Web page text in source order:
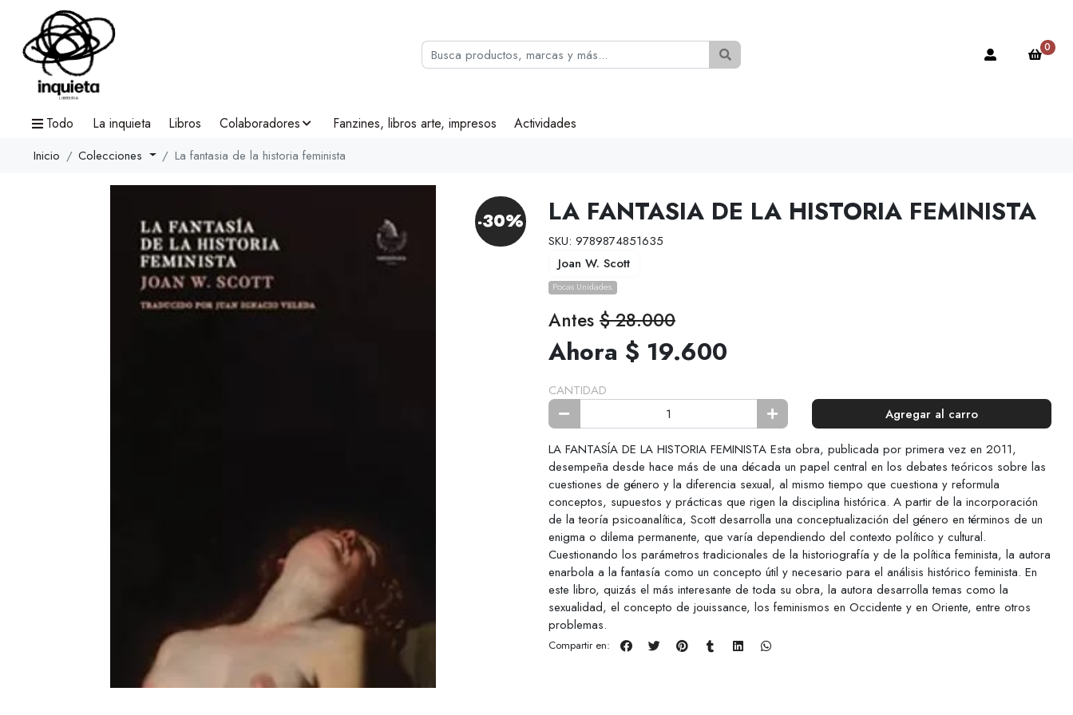
0
Todo La inquieta Libros Colaboradores Fanzines, libros arte, impresos Actividades
Inicio Colecciones La fantasia de la historia feminista
-30% LA FANTASIA DE LA HISTORIA FEMINISTA
SKU: 9789874851635
Joan W. Scott
Pocas Unidades.
Antes $ 28.000
Ahora $ 19.600
CANTIDAD
Agregar al carro
LA FANTASÍA DE LA HISTORIA FEMINISTA Esta obra, publicada por primera vez en 2011,
desempeña desde hace más de una década un papel central en los debates teóricos sobre las
cuestiones de género y la diferencia sexual, al mismo tiempo que cuestiona y reformula
conceptos, supuestos y prácticas que rigen la disciplina histórica. A partir de la incorporación
de la teoría psicoanalítica, Scott desarrolla una conceptualización del género en términos de un
enigma o dilema permanente, que varía dependiendo del contexto político y cultural.
Cuestionando los parámetros tradicionales de la historiografía y de la política feminista, la autora
enarbola a la fantasía como un concepto útil y necesario para el análisis histórico feminista. En
este libro, quizás el más interesante de toda su obra, la autora desarrolla temas como la
sexualidad, el concepto de jouissance, los feminismos en Occidente y en Oriente, entre otros
problemas.
Compartir en: